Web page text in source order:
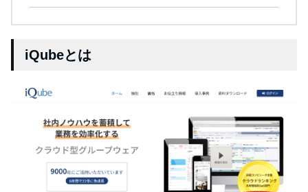
iQubeとは